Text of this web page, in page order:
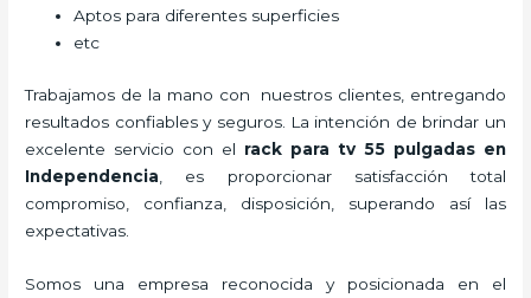
Aptos para diferentes superficies
etc
Trabajamos de la mano con nuestros clientes, entregando
resultados confiables y seguros. La intención de brindar un
excelente servicio con el rack para tv 55 pulgadasen
Independencia , es proporcionar satisfacción total
compromiso, confianza, disposición, superando así las
expectativas.
Somos una empresa reconocida y posicionada en el